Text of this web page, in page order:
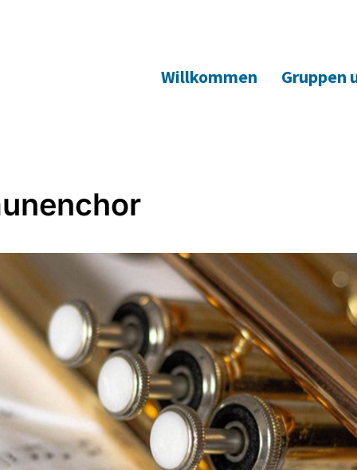
Willkommen Gruppen